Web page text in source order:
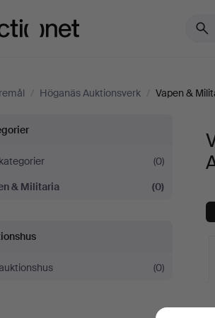
/ Höganäs Auktionsverk / Vapen &
(0)
& Militaria
(0)
(0)